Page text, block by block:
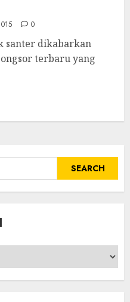
0
santer dikabarkan
terbaru yang